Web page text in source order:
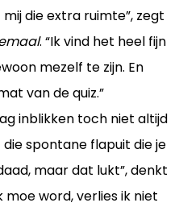
die extra ruimte”, zegt
. “Ik vind het heel fijn
mezelf te zijn. En
van de quiz.”
inblikken toch niet altijd
spontane flapuit die je
maar dat lukt”, denkt
moe word, verlies ik niet